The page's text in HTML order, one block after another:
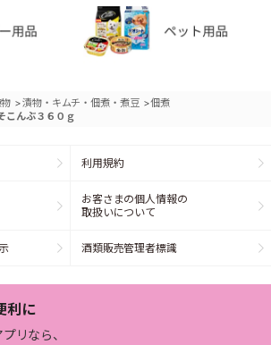
>漬物・キムチ・佃煮・煮豆 >佃煮
こんぶ３６０ｇ
利用規約
お客さまの個人情報の
取扱いについて
酒類販売管理者標識
利に
リなら、